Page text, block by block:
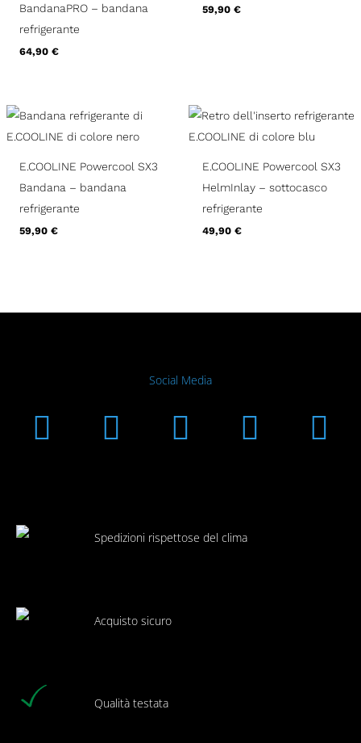
BandanaPRO – bandana
refrigerante
64,90€
59,90 €
E.COOLINE Powercool SX3
Bandana – bandana
refrigerante
59,90€
E.COOLINE Powercool SX3
HelmInlay – sottocasco
refrigerante
49,90 €
Social Media
Instagram
Facebook
Linkedin
Spedizioni rispettose del clima
Acquisto sicuro
Qualità testata